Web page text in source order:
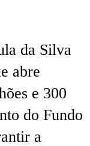
da Silva
abre
e 300
do Fundo
a